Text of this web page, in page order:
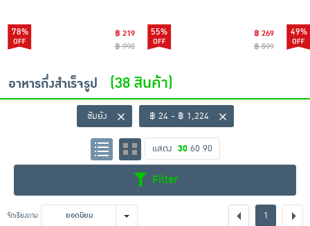
78%
฿ 219
฿ 990
55%
฿ 269
฿ 599
49%
อาหารกึ่งสำเร็จรูป (38 สินค้า)
ซัมยัง ฿ 24 - ฿ 1,224
แสดง 30 60 90
Filter
จัดเรียงตาม ยอดนิยม 1